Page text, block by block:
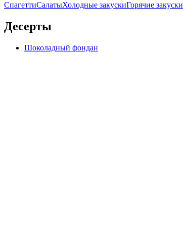
СпагеттиСалатыХолодные закускиГорячие закуски
Десерты
Шоколадный фондан